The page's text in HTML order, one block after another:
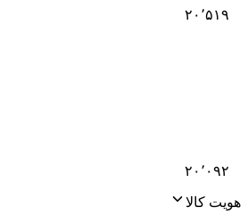
۲۰٬۵۱۹
۲۰٬۰۹۲
هویت کالا